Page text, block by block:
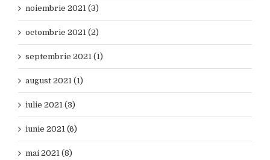
noiembrie 2021 (3)
octombrie 2021 (2)
septembrie 2021 (1)
august 2021 (1)
iulie 2021 (3)
iunie 2021 (6)
mai 2021 (8)